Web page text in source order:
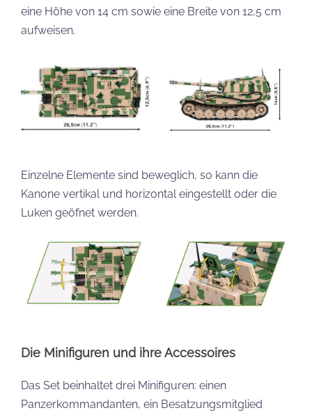
eine Höhe von 14 cm sowie eine Breite von 12,5 cm
aufweisen.
Einzelne Elemente sind beweglich, so kann die
Kanone vertikal und horizontal eingestellt oder die
Luken geöfnet werden.
Die Minifiguren und ihre Accessoires
Das Set beinhaltet drei Minifiguren: einen
Panzerkommandanten, ein Besatzungsmitglied